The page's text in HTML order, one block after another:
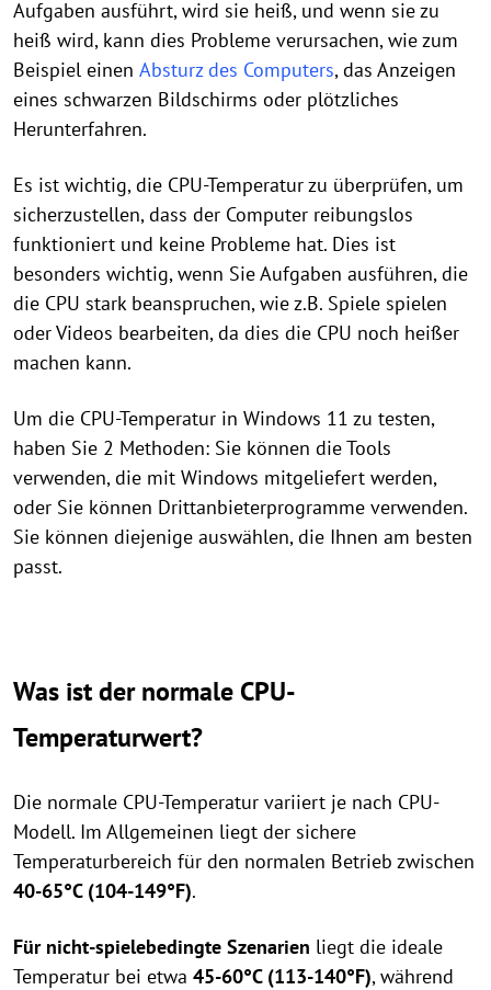
Aufgaben ausführt, wird sie heiß, und wenn sie zu
heiß wird, kann dies Probleme verursachen, wie zum
Beispiel einen Absturz des Computers, das Anzeigen
eines schwarzen Bildschirms oder plötzliches
Herunterfahren.
Es ist wichtig, die CPU-Temperatur zu überprüfen, um
sicherzustellen, dass der Computer reibungslos
funktioniert und keine Probleme hat. Dies ist
besonders wichtig, wenn Sie Aufgaben ausführen, die
die CPU stark beanspruchen, wie z.B. Spiele spielen
oder Videos bearbeiten, da dies die CPU noch heißer
machen kann.
Um die CPU-Temperatur in Windows 11 zu testen,
haben Sie 2 Methoden: Sie können die Tools
verwenden, die mit Windows mitgeliefert werden,
oder Sie können Drittanbieterprogramme verwenden.
Sie können diejenige auswählen, die Ihnen am besten
passt.
Was ist der normale CPU-
Temperaturwert?
Die normale CPU-Temperatur variiert je nach CPU-
Modell. Im Allgemeinen liegt der sichere
Temperaturbereich für den normalen Betrieb zwischen
40-65°C (104-149°F).
Für nicht-spielebedingte Szenarien liegt die ideale
Temperatur bei etwa 45-60°C (113-140°F), während